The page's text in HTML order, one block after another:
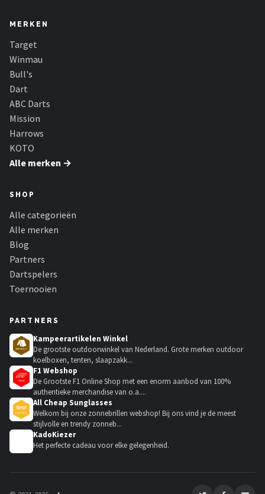
MERKEN
Target
Winmau
Bull's
Dart
ABC Darts
Mission
Harrows
KOTO
Alle merken →
SHOP
Alle categorieën
Alle merken
Blog
Partners
Dartspelers
Toernooien
PARTNERS
Kampeerartikelen Winkel
De grootste outdoorwinkel van Nederland. Grote merken outdoor
koelboxen, tenten, slaapzakk...
F1 Webshop
De Grootste F1 Online Shop met een enorm aanbod van 100%
authentieke merchandise van o.a....
All Cheap Sunglasses
Welkom bij onze zonnebrillen webshop! Bij ons vind je de meest
stijlvolle en trendy zonneb...
KadoKiezer
Het perfecte cadeau voor elke gelegenheid.